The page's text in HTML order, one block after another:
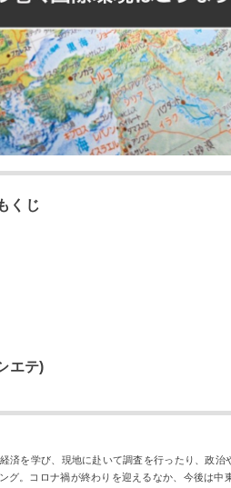
くじ
エテ)
を学び、現地に赴いて調査を行ったり、政治
グ。コロナ禍が終わりを迎えるなか、今後は中